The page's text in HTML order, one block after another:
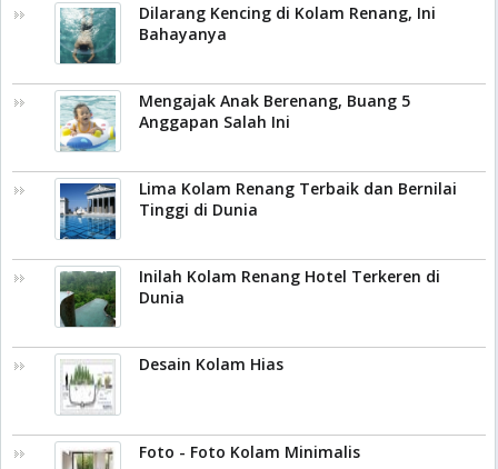
Dilarang Kencing di Kolam Renang, Ini
Bahayanya
Mengajak Anak Berenang, Buang 5
Anggapan Salah Ini
Lima Kolam Renang Terbaik dan Bernilai
Tinggi di Dunia
Inilah Kolam Renang Hotel Terkeren di
Dunia
Desain Kolam Hias
Foto - Foto Kolam Minimalis